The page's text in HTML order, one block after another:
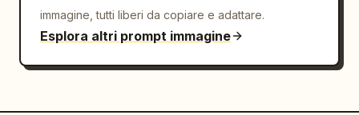
immagine, tutti liberi da copiare e adattare.
Esplora altri prompt immagine